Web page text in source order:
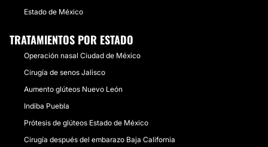
Estado de México
TRATAMIENTOS POR ESTADO
Operación nasal Ciudad de México
Cirugía de senos Jalisco
Aumento glúteos Nuevo León
Indiba Puebla
Prótesis de glúteos Estado de México
Cirugía después del embarazo Baja California